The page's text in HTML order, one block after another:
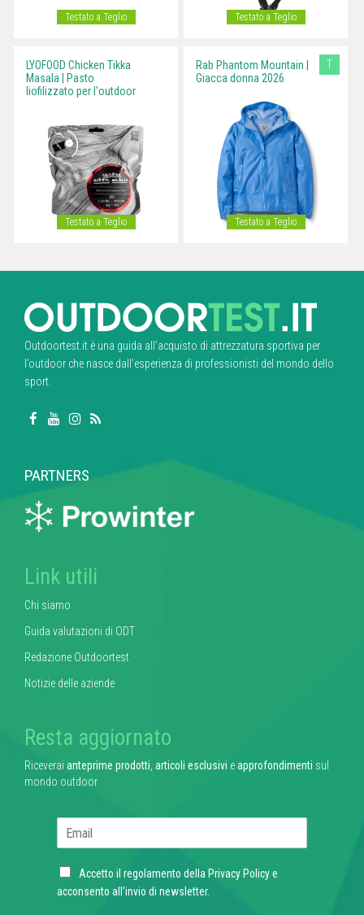
Testato a Teglio Testato a Teglio
LYOFOOD Chicken Tikka
Masala | Pasto
liofilizzato per l'outdoor
Testato a Teglio
Rab Phantom Mountain |
Giacca donna 2026
T
Testato a Teglio
Outdoortest.it è una guida all’acquisto di attrezzatura sportiva per
l’outdoor che nasce dall’esperienza di professionisti del mondo dello
sport.
PARTNERS
Link utili
Chi siamo
Guida valutazioni di ODT
Redazione Outdoortest
Notizie delle aziende
Resta aggiornato
Riceverai anteprime prodotti, articoli esclusivi eapprofondimenti sul
mondo outdoor
l
C
h
Accetto il regolamento della Privacy Policye
acconsento all'invio di newsletter.